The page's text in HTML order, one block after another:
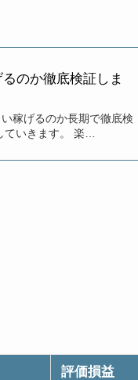
のか徹底検証しま
稼げるのか長期で徹底検
ていきます。 楽…
評価損益